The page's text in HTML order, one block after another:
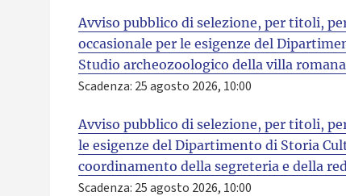
Avviso pubblico di selezione, per titoli,
occasionale per le esigenze del
Studio archeozoologico della villa
Scadenza: 25 agosto 2026, 10:00
Avviso pubblico di selezione, per titoli,
le esigenze del Dipartimento di Storia
coordinamento della segreteria e della
Scadenza: 25 agosto 2026, 10:00